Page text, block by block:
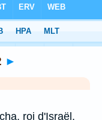
►
roi d'Israël,